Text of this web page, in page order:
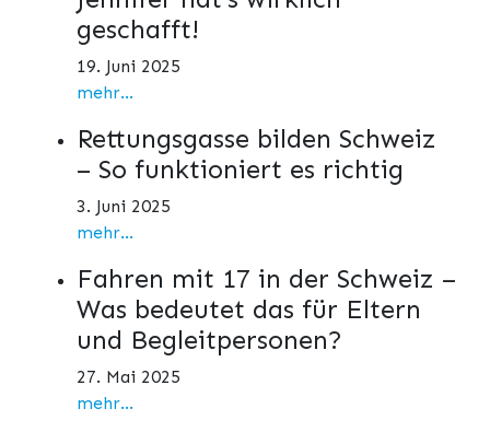
geschafft!
19. Juni 2025
mehr...
Rettungsgasse bilden Schweiz
– So funktioniert es richtig
3. Juni 2025
mehr...
Fahren mit 17 in der Schweiz –
Was bedeutet das für Eltern
und Begleitpersonen?
27. Mai 2025
mehr...